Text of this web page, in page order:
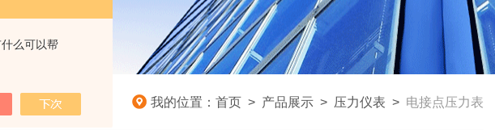
么可以帮
我的位置： 首页 > 产品展示 > 压力仪表 > 电接点压力表